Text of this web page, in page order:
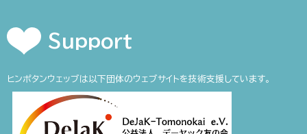
Support
ヒンポタンウェッブは以下団体のウェブサイトを技術支援しています。